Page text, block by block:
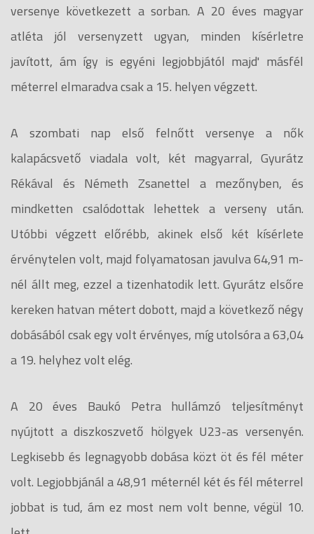
versenye következett a sorban. A 20 éves magyar
atléta jól versenyzett ugyan, minden kísérletre
javított, ám így is egyéni legjobbjától majd' másfél
méterrel elmaradva csak a 15. helyen végzett.
A szombati nap első felnőtt versenye a nők
kalapácsvető viadala volt, két magyarral, Gyurátz
Rékával és Németh Zsanettel a mezőnyben, és
mindketten csalódottak lehettek a verseny után.
Utóbbi végzett előrébb, akinek első két kísérlete
érvénytelen volt, majd folyamatosan javulva 64,91 m-
nél állt meg, ezzel a tizenhatodik lett. Gyurátz elsőre
kereken hatvan métert dobott, majd a következő négy
dobásából csak egy volt érvényes, míg utolsóra a 63,04
a 19. helyhez volt elég.
A 20 éves Baukó Petra hullámzó teljesítményt
nyújtott a diszkoszvető hölgyek U23-as versenyén.
Legkisebb és legnagyobb dobása közt öt és fél méter
volt. Legjobbjánál a 48,91 méternél két és fél méterrel
jobbat is tud, ám ez most nem volt benne, végül 10.